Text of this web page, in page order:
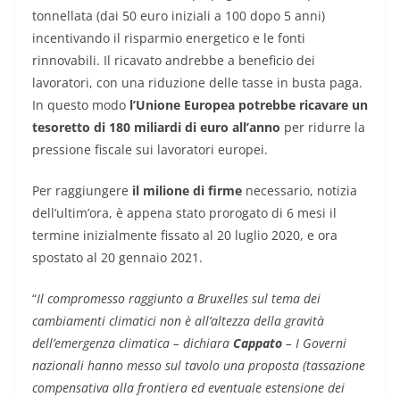
tonnellata (dai 50 euro iniziali a 100 dopo 5 anni)
incentivando il risparmio energetico e le fonti
rinnovabili. Il ricavato andrebbe a beneficio dei
lavoratori, con una riduzione delle tasse in busta paga.
In questo modo l’Unione Europea potrebbe ricavare un
tesoretto di 180 miliardi di euro all’anno per ridurre la
pressione fiscale sui lavoratori europei.
Per raggiungere il milione di firme necessario, notizia
dell’ultim’ora, è appena stato prorogato di 6 mesi il
termine inizialmente fissato al 20 luglio 2020, e ora
spostato al 20 gennaio 2021.
“Il compromesso raggiunto a Bruxelles sul tema dei
cambiamenti climatici non è all’altezza della gravità
dell’emergenza climatica – dichiara Cappato – I Governi
nazionali hanno messo sul tavolo una proposta (tassazione
compensativa alla frontiera ed eventuale estensione dei